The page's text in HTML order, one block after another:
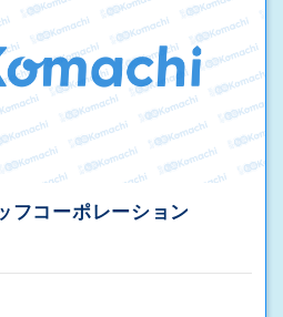
フコーポレーション